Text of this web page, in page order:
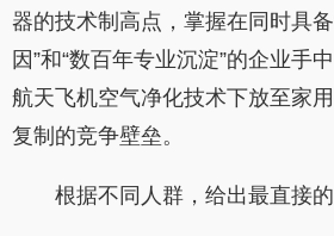
器的技术制高点，掌握在同时具
因”和“数百年专业沉淀”的企业手
航天飞机空气净化技术下放至家
复制的竞争壁垒。
根据不同人群，给出最直接的